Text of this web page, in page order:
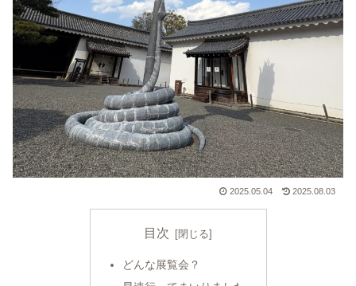
2025.05.04 2025.08.03
目次
どんな展覧会？